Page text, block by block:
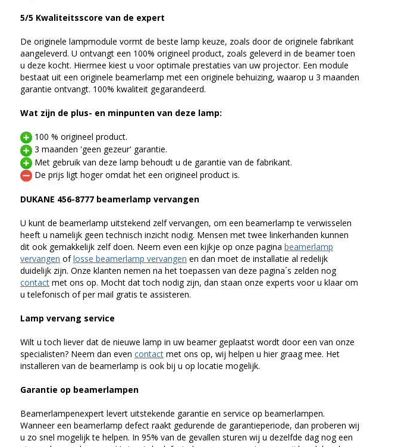
5/5 Kwaliteitsscore van de expert
De originele lampmodule vormt de beste lamp keuze, zoals door de originele fabrikant
aangeleverd. U ontvangt een 100% origineel product, zoals geleverd in de beamer toen
u deze kocht. Hiermee kiest u voor optimale prestaties van uw projector. Een module
bestaat uit een originele beamerlamp met een originele behuizing, waarop u 3 maanden
garantie ontvangt. 100% kwaliteit gegarandeerd.
Wat zijn de plus- en minpunten van deze lamp:
100 % origineel product.
3 maanden 'geen gezeur' garantie.
Met gebruik van deze lamp behoudt u de garantie van de fabrikant.
De prijs ligt hoger omdat het een origineel product is.
DUKANE 456-8777 beamerlamp vervangen
U kunt de beamerlamp uitstekend zelf vervangen, om een beamerlamp te verwisselen
heeft u namelijk geen technisch inzicht nodig. Mensen met twee linkerhanden kunnen
dit ook gemakkelijk zelf doen. Neem even een kijkje op onze pagina beamerlamp
vervangen oflosse beamerlamp vervangen en dan moet de installatie al redelijk
duidelijk zijn. Onze klanten nemen na het toepassen van deze pagina´s zelden nog
contact met ons op. Mocht dat toch nodig zijn, dan staan onze experts voor u klaar om
u telefonisch of per mail gratis te assisteren.
Lamp vervang service
Wilt u toch liever dat de nieuwe lamp in uw beamer geplaatst wordt door een van onze
specialisten? Neem dan even contact met ons op, wij helpen u hier graag mee. Het
installeren van de beamerlamp is ook bij u op locatie mogelijk.
Garantie op beamerlampen
Beamerlampenexpert levert uitstekende garantie en service op beamerlampen.
Wanneer een beamerlamp defect raakt gedurende de garantieperiode, dan proberen wij
u zo snel mogelijk te helpen. In 95% van de gevallen sturen wij u dezelfde dag nog een